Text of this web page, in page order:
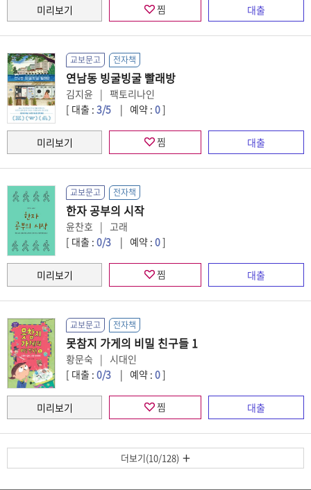
찜
연남동 빙굴빙굴 빨래방
김지윤 팩토리나인
교보문고 전자책
[ 대출 : 3/5 예약 : 0]
찜
한자 공부의 시작
윤찬호 고래
교보문고 전자책
[ 대출 : 0/3 예약 : 0]
찜
못참지 가게의 비밀 친구들 1
황문숙 시대인
교보문고 전자책
[ 대출 : 0/3 예약 : 0]
찜
더보기(10/128)